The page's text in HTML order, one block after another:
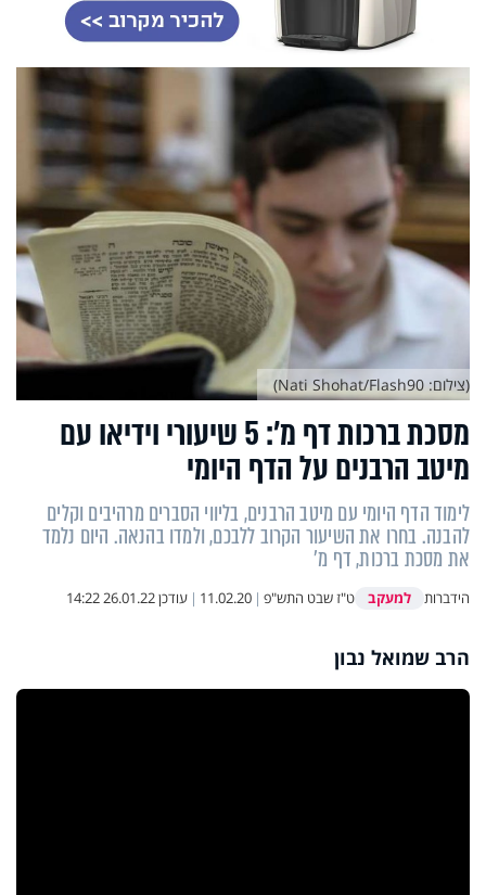
מסכת ברכות דף מ’: 5 שיעורי וידיאו עם
מיטב הרבנים על הדף היומי
לימוד הדף היומי עם מיטב הרבנים, בליווי הסברים מרהיבים וקלים
להבנה. בחרו את השיעור הקרוב ללבכם, ולמדו בהנאה. היום נלמד
את מסכת ברכות, דף מ'
הידברות למעקב ט"ז שבט התש"פ |
11.02.20
| עודכן26.01.22 14:22
(צילום: Nati Shohat/Flash90)
הרב שמואל נבון